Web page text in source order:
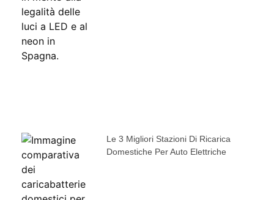
Le 3 Migliori Stazioni Di Ricarica
Domestiche Per Auto Elettriche